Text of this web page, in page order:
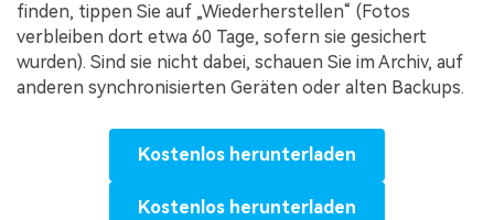
finden, tippen Sie auf „Wiederherstellen“ (Fotos
verbleiben dort etwa 60 Tage, sofern sie gesichert
wurden). Sind sie nicht dabei, schauen Sie im Archiv, auf
anderen synchronisierten Geräten oder alten Backups.
Kostenlos herunterladen
Kostenlos herunterladen